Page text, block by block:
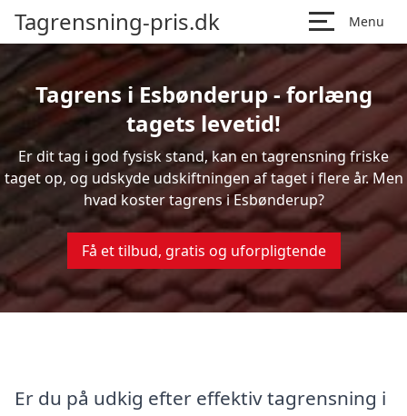
Tagrensning-pris.dk Menu
Tagrens i Esbønderup - forlæng
tagets levetid!
Er dit tag i god fysisk stand, kan en tagrensning friske
taget op, og udskyde udskiftningen af taget i flere år. Men
hvad koster tagrens i Esbønderup?
Få et tilbud, gratis og uforpligtende
Er du på udkig efter effektiv tagrensning i